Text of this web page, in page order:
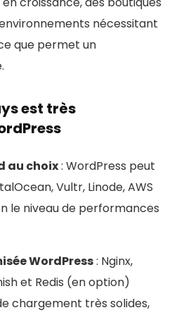
nécessitant
que permet un
est très
au choix: WordPress peut
Vultr, Linode, AWS
le niveau de performances
WordPress: Nginx,
et Redis (en option)
chargement très solides,